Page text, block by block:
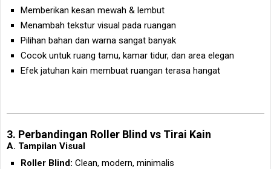
Memberikan kesan mewah & lembut
Menambah tekstur visual pada ruangan
Pilihan bahan dan warna sangat banyak
Cocok untuk ruang tamu, kamar tidur, dan area elegan
Efek jatuhan kain membuat ruangan terasa hangat
3. Perbandingan Roller Blind vs Tirai Kain
A. Tampilan Visual
Roller Blind: Clean, modern, minimalis